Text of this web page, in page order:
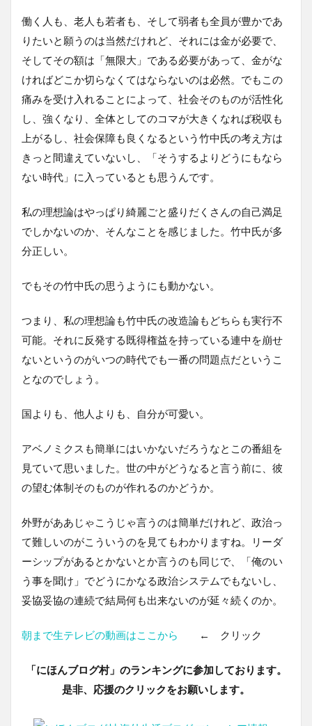
働く人も、老人も若者も、そして弱者も全員が豊かであ
りたいと願うのは当然だけれど、それには金が必要で、
そしてその額は「無限大」である必要があって、金がな
ければどこか切らなくてはならないのは必然。でもこの
痛みを受け入れることによって、社会そのものが活性化
し、強くなり、全体としてのコマが大きくなれば税収も
上がるし、社会保障も良くなるという竹中氏の考え方は
きっと間違えていないし、「そうするよりどうにもなら
ない時代」に入っているとも思うんです。
私の理想論はやっぱり綺麗ごと盛りだくさんの自己満足
でしかないのか、そんなことを感じました。竹中氏が多
分正しい。
でもその竹中氏の思うようにも動かない。
つまり、私の理想論も竹中氏の改造論もどちらも実行不
可能。それに反発する既得権益を持っている連中を崩せ
ないというのがいつの時代でも一番の問題点だというこ
となのでしょう。
国よりも、他人よりも、自分が可愛い。
アベノミクスも簡単にはいかないだろうなとこの番組を
見ていて思いました。世の中がどうなると言う前に、彼
の望む体制そのものが作れるのかどうか。
外野がああじゃこうじゃ言うのは簡単だけれど、政治っ
て難しいのがこういうのを見てもわかりますね。リーダ
ーシップがあるとかないとか言うのも同じで、「俺のい
う事を聞け」でどうにかなる政治システムでもないし、
妥協妥協の連続で結局何も出来ないのが延々続くのか。
朝まで生テレビの動画はここから ← クリック
「にほんブログ村」のランキングに参加しております。
是非、応援のクリックをお願いします。